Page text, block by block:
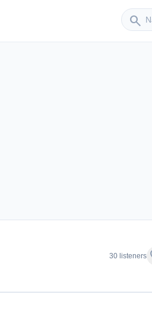
search
Sender
30 listeners